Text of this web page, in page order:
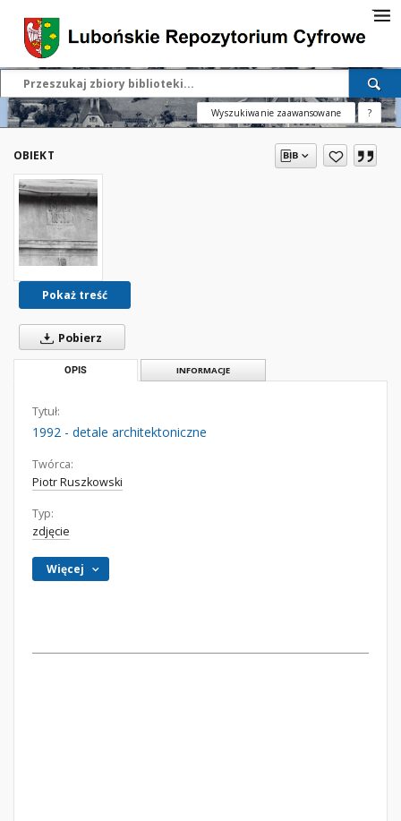
Wyszukiwanie zaawansowane ?
OBIEKT
Pokaż treść
Pobierz
OPIS INFORMACJE
Tytuł:
1992 - detale architektoniczne
Twórca:
Piotr Ruszkowski
Typ:
zdjęcie
Więcej